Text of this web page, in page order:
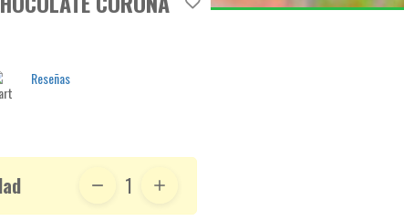
Reseñas
1